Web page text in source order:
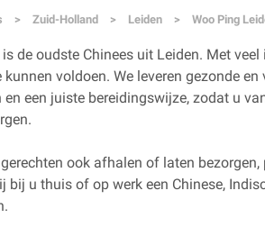
> Zuid-Holland > Leiden > Woo Ping
de oudste Chinees uit Leiden. Met
kunnen voldoen. We leveren gezonde
en een juiste bereidingswijze, zodat u
ook afhalen of laten
bij u thuis of op werk een Chinese,